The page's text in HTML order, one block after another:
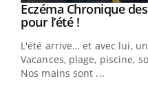
Youtube
Eczéma Chronique
pour l’été !Youtube
L'été arrive… et avec lui,
Vacances, plage, piscine,
Nos mains sont ...